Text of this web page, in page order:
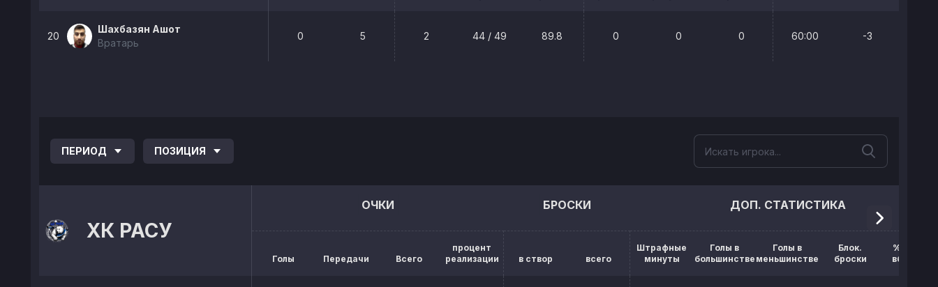
20
Шахбазян Ашот
Вратарь
0 5 2 44 / 49 89.8 0 0 0 60:00 -3
ПЕРИОД ПОЗИЦИЯ
ХК РАСУ
ОЧКИ
Голы Передачи Всего
процент
реализации
БРОСКИ
в створ всего
ДОП. СТАТИСТИКА
Штрафные
минуты
Голы в
большинстве
Голы в
меньшинстве
Блок.
броски
% выигр.
вбрасыв.